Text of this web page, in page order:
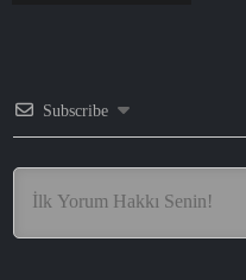
Subscribe